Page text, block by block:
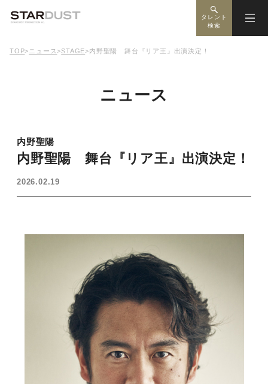
タレント
検索
TOP> ニュース>STAGE>内野聖陽 舞台『リア王』出演決定！
ニュース
内野聖陽
内野聖陽 舞台『リア王』出演決定！
2026.02.19